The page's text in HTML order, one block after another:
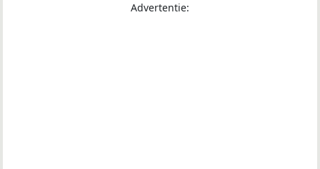
Advertentie: